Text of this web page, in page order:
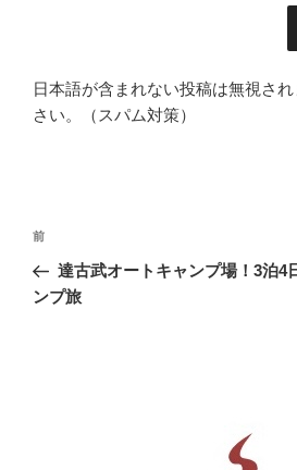
日本語が含まれない投稿は無視さ
さい。（スパム対策）
投
ナ
前
の
投
前
達古武オートキャンプ場！3泊4
ンプ旅